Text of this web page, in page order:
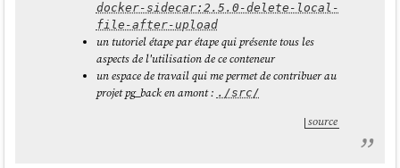
          oid:
'2f729046cb0f02820226c1183aa04ab20ceb857d',
          contentType: 'text/markdown;
charset=utf-8'
        },
'97ef5b8f52f85c595bf17fac6cbec856ce80bd4a',
Je souhaite rédiger cette note en anglais et la publier sur
https://github.com/sveltejs/kit/discussions
https://old.reddit.com/r/sveltejs/afin :
d'avoir des retours d'expérience
de découvrir des méthodes alternatives
docker-sidecar:2.5.0-delete-local-
file-after-upload
un tutoriel étape par étape qui présente tous les
aspects de l'utilisation de ce conteneur
un espace de travail qui me permet de contribuer au
projet pg_back en amont : ./src/
source